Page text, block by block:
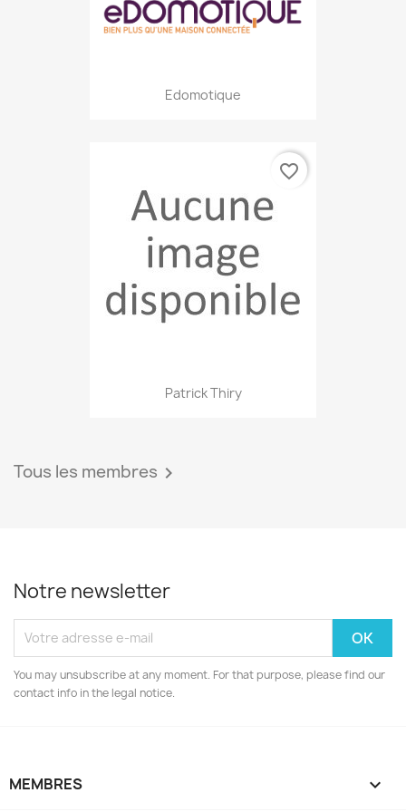
Edomotique
Patrick Thiry
favorite_border
Tous les membres 
Notre newsletter
You may unsubscribe at any moment. For that purpose, please find our
contact info in the legal notice.
MEMBRES 